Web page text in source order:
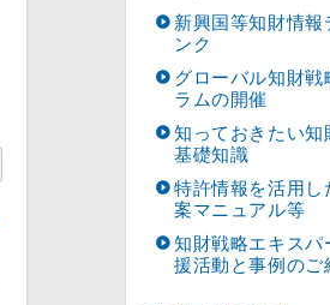
新興国等知財情報
ンク
グローバル知財戦
ラムの開催
知っておきたい知
基礎知識
特許情報を活用し
案マニュアル等
知財戦略エキスパ
援活動と事例のご